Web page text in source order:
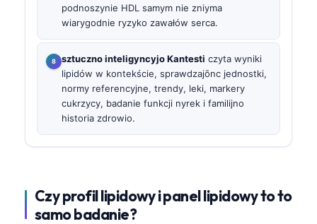
podnoszynie HDL samym nie zniyma
wiarygodnie ryzyko zawałów serca.
sztuczno inteligyncyjo Kantesti czyta wyniki
lipidów w kontekście, sprawdzajōnc jednostki,
normy referencyjne, trendy, leki, markery
cukrzycy, badanie funkcji nyrek i familijno
historia zdrowio.
Czy profil lipidowy i panel lipidowy to to
samo badanie?